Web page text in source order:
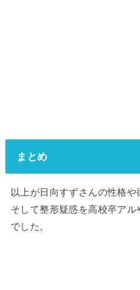
まとめ
以上が日向すずさんの性格や
そして整形疑惑を高校卒ア
でした。